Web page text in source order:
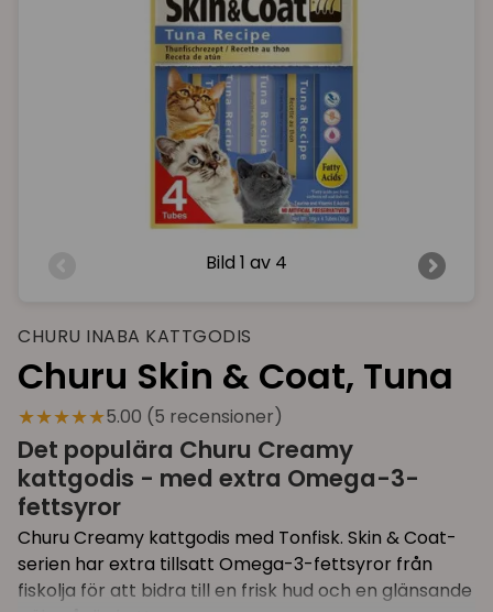
Bild 1 av 4
CHURU INABA KATTGODIS
Churu Skin & Coat, Tuna
★★★★★5.00 (5 recensioner)
Det populära Churu Creamy
kattgodis - med extra Omega-3-
fettsyror
Churu Creamy kattgodis med Tonfisk. Skin & Coat-
serien har extra tillsatt Omega-3-fettsyror från
fiskolja för att bidra till en frisk hud och en glänsande